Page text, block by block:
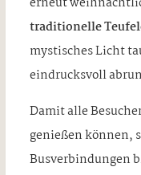
traditionelle
mystisches Licht
eindrucksvoll
Damit alle
genießen können,
Busverbindungen